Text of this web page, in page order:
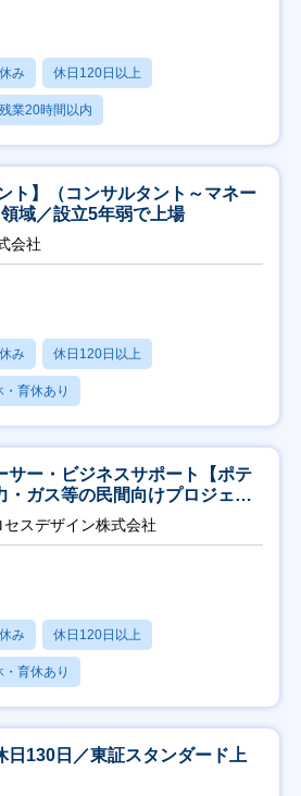
み 休日120日以上
業20時間以内
ト】（コンサルタント～マネー
域／設立5年弱で上場
会社
み 休日120日以上
・育休あり
サー・ビジネスサポート【ポテ
・ガス等の民間向けプロジェク
スデザイン株式会社
み 休日120日以上
・育休あり
日130日／東証スタンダード上